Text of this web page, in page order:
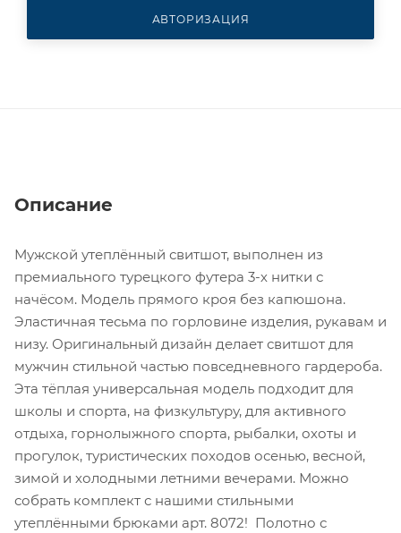
АВТОРИЗАЦИЯ
Описание
Мужской утеплённый свитшот, выполнен из
премиального турецкого футера 3-х нитки с
начёсом. Модель прямого кроя без капюшона.
Эластичная тесьма по горловине изделия, рукавам и
низу. Оригинальный дизайн делает свитшот для
мужчин стильной частью повседневного гардероба.
Эта тёплая универсальная модель подходит для
школы и спорта, на физкультуру, для активного
отдыха, горнолыжного спорта, рыбалки, охоты и
прогулок, туристических походов осенью, весной,
зимой и холодными летними вечерами. Можно
собрать комплект с нашими стильными
утеплёнными брюками арт. 8072! Полотно с